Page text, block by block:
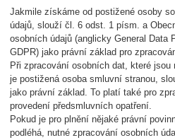
Jakmile získáme od postižené osoby
údajů, slouží čl. 6 odst. 1 písm. a
osobních údajů (anglicky General Data
GDPR) jako právní základ pro
Při zpracování osobních dat, které
je postižená osoba smluvní stranou,
jako právní základ. To platí také pro
provedení předsmluvních opatření.
Pokud je pro plnění nějaké právní
podléhá, nutné zpracování osobních